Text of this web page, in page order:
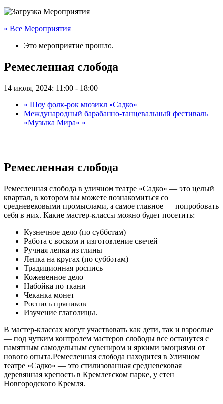
« Все Мероприятия
Это мероприятие прошло.
Ремесленная слобода
14 июля, 2024: 11:00 - 18:00
« Шоу фолк-рок мюзикл «Садко»
Международный барабанно-танцевальный фестиваль
«Музыка Мира» »
Ремесленная слобода
Ремесленная слобода в уличном театре «Садко» — это целый
квартал, в котором вы можете познакомиться со
средневековыми промыслами, а самое главное — попробовать
себя в них. Какие мастер-классы можно будет посетить:
Кузнечное дело (по субботам)
Работа с воском и изготовление свечей
Ручная лепка из глины
Лепка на кругах (по субботам)
Традиционная роспись
Кожевенное дело
Набойка по ткани
Чеканка монет
Роспись пряников
Изучение глаголицы.
В мастер-классах могут участвовать как дети, так и взрослые
— под чутким контролем мастеров слободы все останутся с
памятным самодельным сувениром и яркими эмоциями от
нового опыта.Ремесленная слобода находится в Уличном
театре «Садко» — это стилизованная средневековая
деревянная крепость в Кремлевском парке, у стен
Новгородского Кремля.